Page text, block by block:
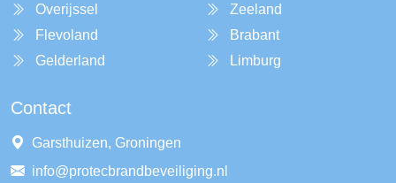
Overijssel
Flevoland
Gelderland
Zeeland
Brabant
Limburg
Contact
Garsthuizen, Groningen
info@protecbrandbeveiliging.nl